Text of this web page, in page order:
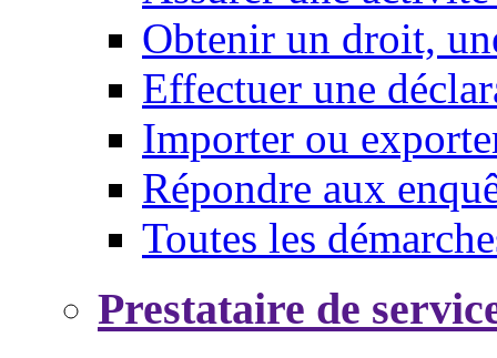
Obtenir un droit,
Effectuer une
Importer ou
Répondre aux
Toutes les
Prestataire de